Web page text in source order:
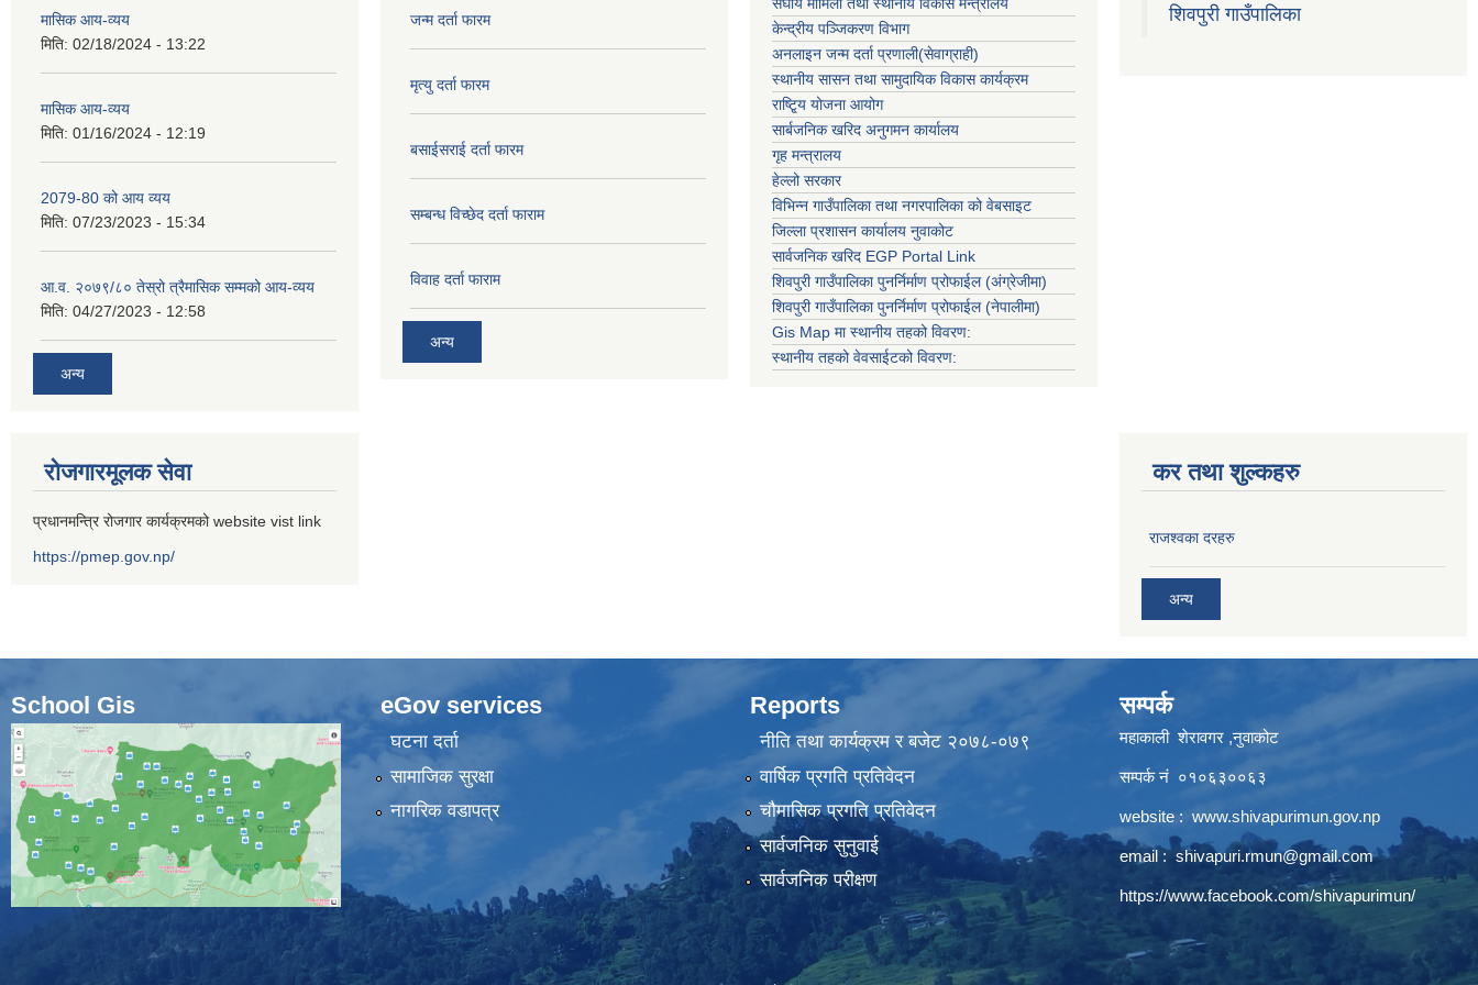
मासिक आय-व्यय
मिति: 02/18/2024 - 13:22
मासिक आय-व्यय
मिति: 01/16/2024 - 12:19
2079-80 को आय व्यय
मिति: 07/23/2023 - 15:34
आ.व. २०७९/८० तेस्रो त्रैमासिक सम्मको आय-व्यय
मिति: 04/27/2023 - 12:58
अन्य
जन्म दर्ता फारम
मृत्यु दर्ता फारम
बसाईसराई दर्ता फारम
सम्बन्ध विच्छेद दर्ता फाराम
विवाह दर्ता फाराम
अन्य
केन्द्रीय पञ्जिकरण विभाग
अनलाइन जन्म दर्ता प्रणाली(सेवाग्राही)
स्थानीय सासन तथा सामुदायिक विकास कार्यक्रम
राष्टि्ृय योजना आयोग
सार्बजनिक खरिद अनुगमन कार्यालय
गृह मन्त्रालय
हेल्लो सरकार
विभिन्न गाउँपालिका तथा नगरपालिका को वेबसाइट
जिल्ला प्रशासन कार्यालय नुवाकोट
सार्वजनिक खरिद EGP Portal Link
शिवपुरी गाउँपालिका पुनर्निर्माण प्रोफाईल (अंग्रेजीमा)
शिवपुरी गाउँपालिका पुनर्निर्माण प्रोफाईल (नेपालीमा)
Gis Map मा स्थानीय तहको विवरण:
स्थानीय तहको वेवसाईटको विवरण:
शिवपुरी गाउँपालिका
रोजगारमूलक सेवा
प्रधानमन्त्रि रोजगार कार्यक्रमको website vist link
https://pmep.gov.np/
कर तथा शुल्कहरु
राजश्वका दरहरु
अन्य
School Gis eGov services
घटना दर्ता
सामाजिक सुरक्षा
नागरिक वडापत्र
Reports
नीति तथा कार्यक्रम र बजेट २०७८-०७९
वार्षिक प्रगति प्रतिवेदन
चौमासिक प्रगति प्रतिवेदन
सार्वजनिक सुनुवाई
सार्वजनिक परीक्षण
सम्पर्क
महाकाली शेरावगर ,नुवाकोट
सम्पर्क नं ०१०६३००६३
website : www.shivapurimun.gov.np
email : shivapuri.rmun@gmail.com
https://www.facebook.com/shivapurimun/